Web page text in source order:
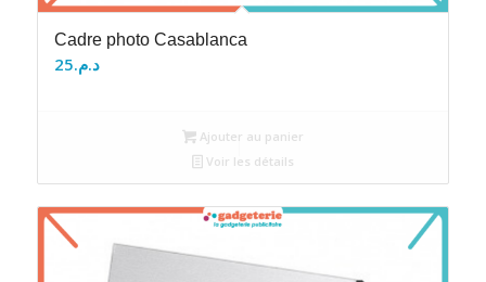
Cadre photo Casablanca
د.م.25
Ajouter au panier
Voir les détails